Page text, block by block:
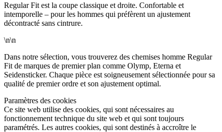
Regular Fit est la coupe classique et droite. Confortable et
intemporelle – pour les hommes qui préfèrent un ajustement
décontracté sans cintrure.
\n\n
Dans notre sélection, vous trouverez des chemises homme Regular
Fit de marques de premier plan comme Olymp, Eterna et
Seidensticker. Chaque pièce est soigneusement sélectionnée pour sa
qualité de premier ordre et son ajustement optimal.
Paramètres des cookies
Ce site web utilise des cookies, qui sont nécessaires au
fonctionnement technique du site web et qui sont toujours
paramétrés. Les autres cookies, qui sont destinés à accroître le